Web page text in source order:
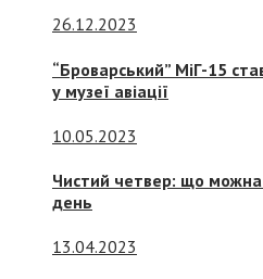
26.12.2023
“Броварський” МіГ-15
у музеї авіації
10.05.2023
Чистий четвер: що
день
13.04.2023